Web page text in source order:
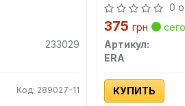
233029
Код: 289027-11
0
375грн
Артикул:
ERA
КУПИТЬ